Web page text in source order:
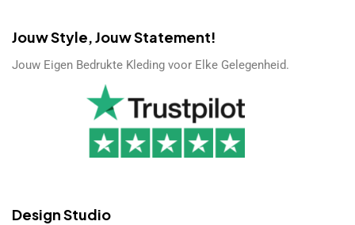
Jouw Style, Jouw Statement!
Jouw Eigen Bedrukte Kleding voor Elke Gelegenheid.
Design Studio